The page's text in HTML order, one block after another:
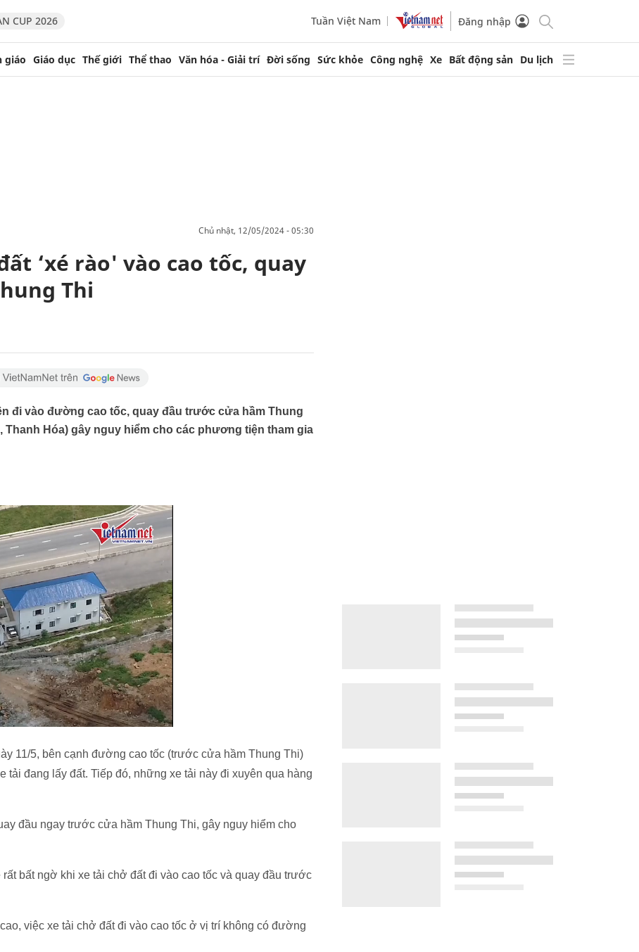
CUP 2026 Tuần Việt Nam Đăng nhập
giáo Giáo dục Thế giới Thể thao Văn hóa - Giải trí Đời sống Sức khỏe Công nghệ Xe Bất động sản Du lịch
chủ nhật, 12/05/2024 - 05:30
‘xé rào' vào cao tốc, quay
Thi
đi vào đường cao tốc, quay đầu trước cửa hầm Thung
Thanh Hóa) gây nguy hiểm cho các phương tiện tham gia
11/5, bên cạnh đường cao tốc (trước cửa hầm Thung Thi)
tải đang lấy đất. Tiếp đó, những xe tải này đi xuyên qua hàng
đầu ngay trước cửa hầm Thung Thi, gây nguy hiểm cho
bất ngờ khi xe tải chở đất đi vào cao tốc và quay đầu trước
việc xe tải chở đất đi vào cao tốc ở vị trí không có đường